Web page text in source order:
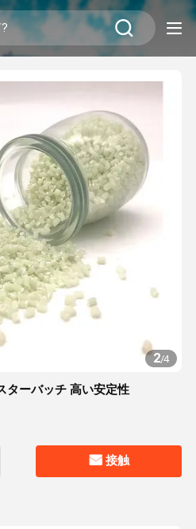
2/4
ターバッチ 高い安定性
接触